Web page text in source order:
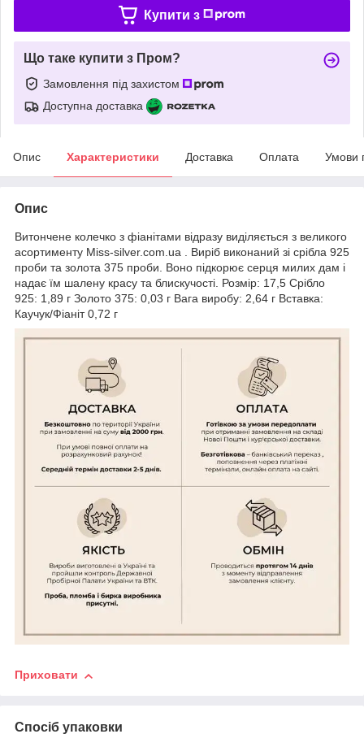
Купити з
Що таке купити з Пром?
Замовлення під захистом
Доступна доставка
Опис Характеристики Доставка Оплата Умови
Опис
Витончене колечко з фіанітами відразу виділяється з великого
асортименту Miss-silver.com.ua . Виріб виконаний зі срібла 925
проби та золота 375 проби. Воно підкорює серця милих дам і
надає їм шалену красу та блискучості. Розмір: 17,5 Срібло
925: 1,89 г Золото 375: 0,03 г Вага виробу: 2,64 г Вставка:
Каучук/Фіаніт 0,72 г
Приховати
Спосіб упаковки